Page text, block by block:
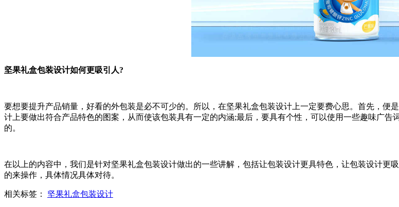
坚果礼盒包装设计如何更吸引人?
要想要提升产品销量，好看的外包装是必不可少的。所以，在坚果礼盒包装设计上一定要费心思。首先，
计上要做出符合产品特色的图案，从而使该包装具有一定的内涵;最后，要具有个性，可以使用一些趣味广
的。
在以上的内容中，我们是针对坚果礼盒包装设计做出的一些讲解，包括让包装设计更具特色，让包装设计
的来操作，具体情况具体对待。
相关标签： 坚果礼盒包装设计